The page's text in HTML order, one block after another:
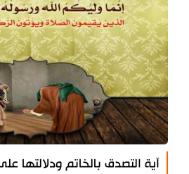
آية التصدق بالخاتم ودلالتها